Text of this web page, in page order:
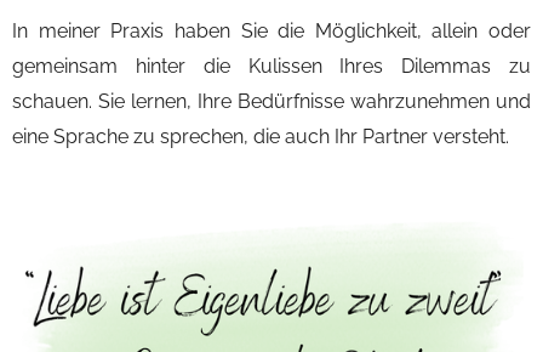
In meiner Praxis haben Sie die Möglichkeit, allein oder
gemeinsam hinter die Kulissen Ihres Dilemmas zu
schauen. Sie lernen, Ihre Bedürfnisse wahrzunehmen und
eine Sprache zu sprechen, die auch Ihr Partner versteht.